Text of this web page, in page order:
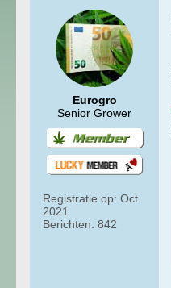
Eurogro
Senior Grower
Registratie op: Oct
2021
Berichten: 842